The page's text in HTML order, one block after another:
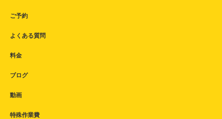
ご予約
よくある質問
料金
ブログ
動画
特殊作業費